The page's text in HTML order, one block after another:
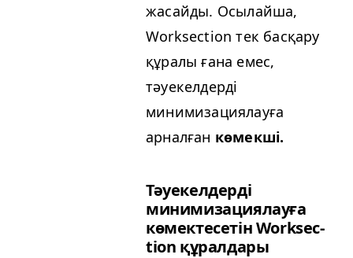
жасайды. Осылайша,
Work­sec­tion тек басқару
құралы ғана емес,
тәуекелдерді
минимизациялауға
арналған көмекші.
Тәуекелдерді
минимизациялауға
көмектесетін Work­sec­
tion құралдары